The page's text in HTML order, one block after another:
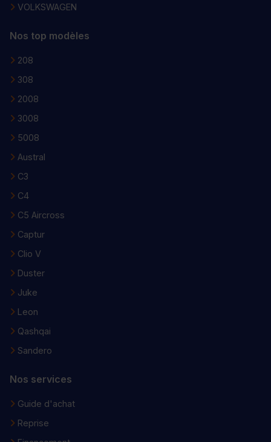
VOLKSWAGEN
Nos top modèles
208
308
2008
3008
5008
Austral
C3
C4
C5 Aircross
Captur
Clio V
Duster
Juke
Leon
Qashqai
Sandero
Nos services
Guide d'achat
Reprise